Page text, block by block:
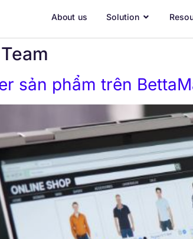
About us Solution
sản phẩm trên